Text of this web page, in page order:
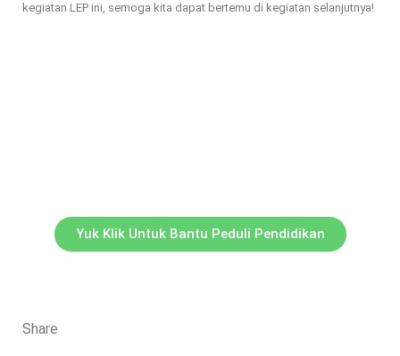
kegiatan LEP ini, semoga kita dapat bertemu di kegiatan selanjutnya!
Yuk Klik Untuk Bantu Peduli Pendidikan
Share